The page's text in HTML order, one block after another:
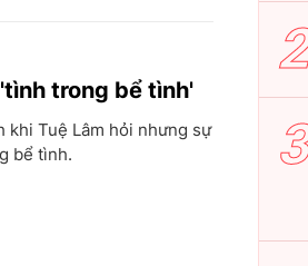
trong bể tình'
khi Tuệ Lâm hỏi nhưng sự
bể tình.